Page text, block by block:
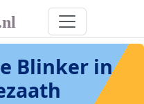
Blinker in